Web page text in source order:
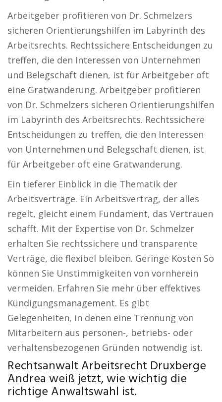
Arbeitgeber profitieren von Dr. Schmelzers
sicheren Orientierungshilfen im Labyrinth des
Arbeitsrechts. Rechtssichere Entscheidungen zu
treffen, die den Interessen von Unternehmen
und Belegschaft dienen, ist für Arbeitgeber oft
eine Gratwanderung. Arbeitgeber profitieren
von Dr. Schmelzers sicheren Orientierungshilfen
im Labyrinth des Arbeitsrechts. Rechtssichere
Entscheidungen zu treffen, die den Interessen
von Unternehmen und Belegschaft dienen, ist
für Arbeitgeber oft eine Gratwanderung.
Ein tieferer Einblick in die Thematik der
Arbeitsverträge. Ein Arbeitsvertrag, der alles
regelt, gleicht einem Fundament, das Vertrauen
schafft. Mit der Expertise von Dr. Schmelzer
erhalten Sie rechtssichere und transparente
Verträge, die flexibel bleiben. Geringe Kosten So
können Sie Unstimmigkeiten von vornherein
vermeiden. Erfahren Sie mehr über effektives
Kündigungsmanagement. Es gibt
Gelegenheiten, in denen eine Trennung von
Mitarbeitern aus personen-, betriebs- oder
verhaltensbezogenen Gründen notwendig ist.
Rechtsanwalt Arbeitsrecht Druxberge
Andrea weiß jetzt, wie wichtig die
richtige Anwaltswahl ist.